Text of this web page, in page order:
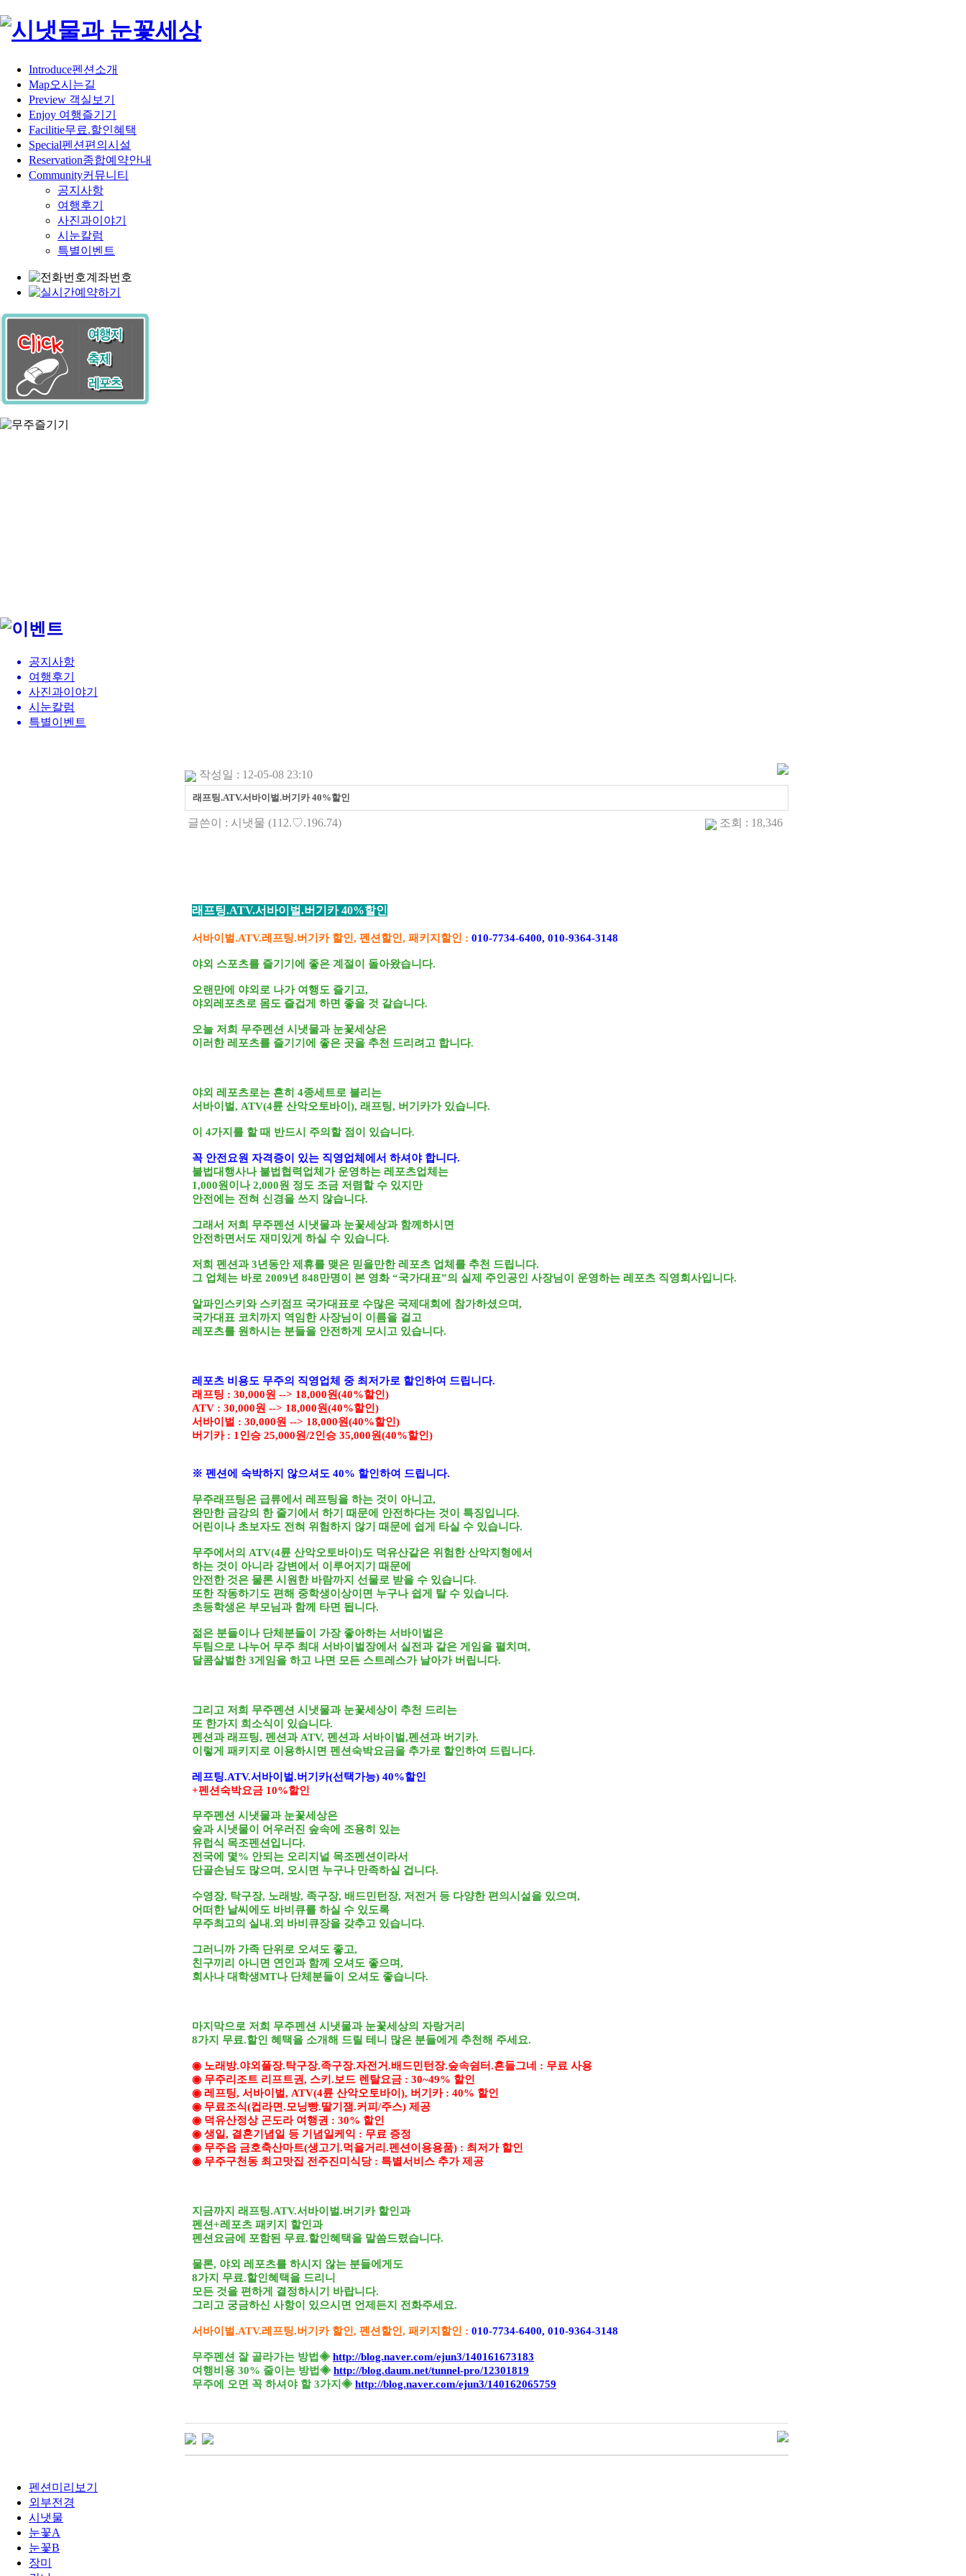
Introduce펜션소개
Map오시는길
Preview 객실보기
Enjoy 여행즐기기
Facilitie무료.할인혜택
Special펜션편의시설
Reservation종합예약안내
Community커뮤니티
공지사항
여행후기
사진과이야기
시눈칼럼
특별이벤트
공지사항
여행후기
사진과이야기
시눈칼럼
특별이벤트
작성일 : 12-05-08 23:10
래프팅.ATV.서바이벌.버기카 40%할인
글쓴이 : 시냇물 (112.♡.196.74) 조회 : 18,346
래프팅.ATV.서바이벌.버기카 40%할인
서바이벌.ATV.레프팅.버기카 할인, 펜션할인, 패키지할인 : 010-7734-6400, 010-9364-3148
야외 스포츠를 즐기기에 좋은 계절이 돌아왔습니다.
오랜만에 야외로 나가 여행도 즐기고,
야외레포츠로 몸도 즐겁게 하면 좋을 것 같습니다.
오늘 저희 무주펜션 시냇물과 눈꽃세상은
이러한 레포츠를 즐기기에 좋은 곳을 추천 드리려고 합니다.
야외 레포츠로는 흔히 4종세트로 불리는
서바이벌, ATV(4륜 산악오토바이), 래프팅, 버기카가 있습니다.
이 4가지를 할 때 반드시 주의할 점이 있습니다.
꼭 안전요원 자격증이 있는 직영업체에서 하셔야 합니다.
불법대행사나 불법협력업체가 운영하는 레포츠업체는
1,000원이나 2,000원 정도 조금 저렴할 수 있지만
안전에는 전혀 신경을 쓰지 않습니다.
그래서 저희 무주펜션 시냇물과 눈꽃세상과 함께하시면
안전하면서도 재미있게 하실 수 있습니다.
저희 펜션과 3년동안 제휴를 맺은 믿을만한 레포츠 업체를 추천 드립니다.
그 업체는 바로 2009년 848만명이 본 영화 “국가대표”의 실제 주인공인 사장님이 운영하는 레포츠 직영회사입니다.
알파인스키와 스키점프 국가대표로 수많은 국제대회에 참가하셨으며,
국가대표 코치까지 역임한 사장님이 이름을 걸고
레포츠를 원하시는 분들을 안전하게 모시고 있습니다.
레포츠 비용도 무주의 직영업체 중 최저가로 할인하여 드립니다.
래프팅 : 30,000원 --> 18,000원(40%할인)
ATV : 30,000원 --> 18,000원(40%할인)
서바이벌 : 30,000원 --> 18,000원(40%할인)
버기카 : 1인승 25,000원/2인승 35,000원(40%할인)
※ 펜션에 숙박하지 않으셔도 40% 할인하여 드립니다.
무주래프팅은 급류에서 레프팅을 하는 것이 아니고,
완만한 금강의 한 줄기에서 하기 때문에 안전하다는 것이 특징입니다.
어린이나 초보자도 전혀 위험하지 않기 때문에 쉽게 타실 수 있습니다.
무주에서의 ATV(4륜 산악오토바이)도 덕유산같은 위험한 산악지형에서
하는 것이 아니라 강변에서 이루어지기 때문에
안전한 것은 물론 시원한 바람까지 선물로 받을 수 있습니다.
또한 작동하기도 편해 중학생이상이면 누구나 쉽게 탈 수 있습니다.
초등학생은 부모님과 함께 타면 됩니다.
젊은 분들이나 단체분들이 가장 좋아하는 서바이벌은
두팀으로 나누어 무주 최대 서바이벌장에서 실전과 같은 게임을 펼치며,
달콤살벌한 3게임을 하고 나면 모든 스트레스가 날아가 버립니다.
그리고 저희 무주펜션 시냇물과 눈꽃세상이 추천 드리는
또 한가지 희소식이 있습니다.
펜션과 래프팅, 펜션과 ATV, 펜션과 서바이벌,펜션과 버기카.
이렇게 패키지로 이용하시면 펜션숙박요금을 추가로 할인하여 드립니다.
레프팅.ATV.서바이벌.버기카(선택가능) 40%할인
+펜션숙박요금 10%할인
무주펜션 시냇물과 눈꽃세상은
숲과 시냇물이 어우러진 숲속에 조용히 있는
유럽식 목조펜션입니다.
전국에 몇% 안되는 오리지널 목조펜션이라서
단골손님도 많으며, 오시면 누구나 만족하실 겁니다.
수영장, 탁구장, 노래방, 족구장, 배드민턴장, 저전거 등 다양한 편의시설을 있으며,
어떠한 날씨에도 바비큐를 하실 수 있도록
무주최고의 실내.외 바비큐장을 갖추고 있습니다.
그러니까 가족 단위로 오셔도 좋고,
친구끼리 아니면 연인과 함께 오셔도 좋으며,
회사나 대학생MT나 단체분들이 오셔도 좋습니다.
마지막으로 저희 무주펜션 시냇물과 눈꽃세상의 자랑거리
8가지 무료.할인 혜택을 소개해 드릴 테니 많은 분들에게 추천해 주세요.
◉ 노래방.야외풀장.탁구장.족구장.자전거.배드민턴장.숲속쉼터.흔들그네 : 무료 사용
◉ 무주리조트 리프트권, 스키.보드 렌탈요금 : 30~49% 할인
◉ 레프팅, 서바이벌, ATV(4륜 산악오토바이), 버기카 : 40% 할인
◉ 무료조식(컵라면.모닝빵.딸기잼.커피/주스) 제공
◉ 덕유산정상 곤도라 여행권 : 30% 할인
◉ 생일, 결혼기념일 등 기념일케익 : 무료 증정
◉ 무주읍 금호축산마트(생고기.먹을거리.펜션이용용품) : 최저가 할인
◉ 무주구천동 최고맛집 전주진미식당 : 특별서비스 추가 제공
지금까지 래프팅.ATV.서바이벌.버기카 할인과
펜션+레포츠 패키지 할인과
펜션요금에 포함된 무료.할인혜택을 말씀드렸습니다.
물론, 야외 레포츠를 하시지 않는 분들에게도
8가지 무료.할인혜택을 드리니
모든 것을 편하게 결정하시기 바랍니다.
그리고 궁금하신 사항이 있으시면 언제든지 전화주세요.
서바이벌.ATV.레프팅.버기카 할인, 펜션할인, 패키지할인 : 010-7734-6400, 010-9364-3148
무주펜션 잘 골라가는 방법◈ http://blog.naver.com/ejun3/140161673183
여행비용 30% 줄이는 방법◈ http://blog.daum.net/tunnel-pro/12301819
무주에 오면 꼭 하셔야 할 3가지◈ http://blog.naver.com/ejun3/140162065759
펜션미리보기
외부전경
시냇물
눈꽃A
눈꽃B
장미